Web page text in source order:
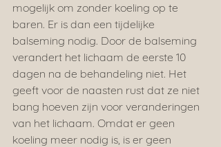
mogelijk om zonder koeling op te
baren. Er is dan een tijdelijke
balseming nodig. Door de balseming
verandert het lichaam de eerste 10
dagen na de behandeling niet. Het
geeft voor de naasten rust dat ze niet
bang hoeven zijn voor veranderingen
van het lichaam. Omdat er geen
koeling meer nodig is, is er geen